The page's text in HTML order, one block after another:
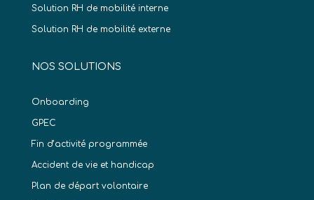
Solution RH de mobilité interne
Solution RH de mobilité externe
NOS SOLUTIONS
Onboarding
GPEC
Fin d’activité programmée
Accident de vie et handicap
Plan de départ volontaire